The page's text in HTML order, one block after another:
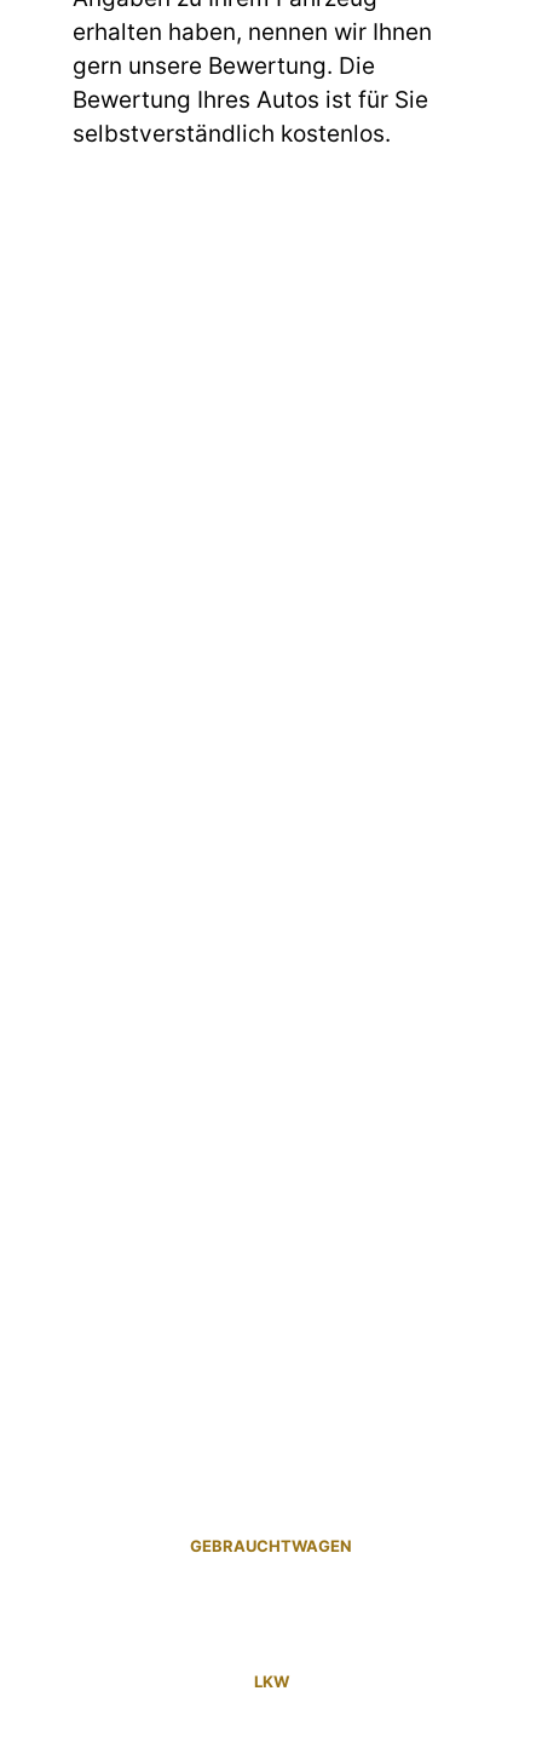
erhalten haben, nennen wir Ihnen
gern unsere Bewertung. Die
Bewertung Ihres Autos ist für Sie
selbstverständlich kostenlos.
GEBRAUCHTWAGEN
LKW